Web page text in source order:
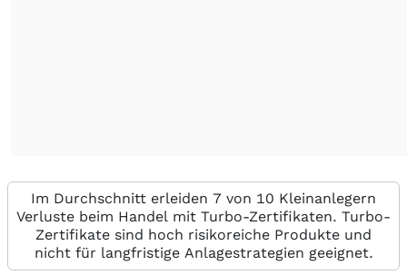
Im Durchschnitt erleiden 7 von 10 Kleinanlegern
Verluste beim Handel mit Turbo-Zertifikaten. Turbo-
Zertifikate sind hoch risikoreiche Produkte und
nicht für langfristige Anlagestrategien geeignet.